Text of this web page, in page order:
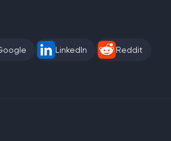
LinkedIn Reddit